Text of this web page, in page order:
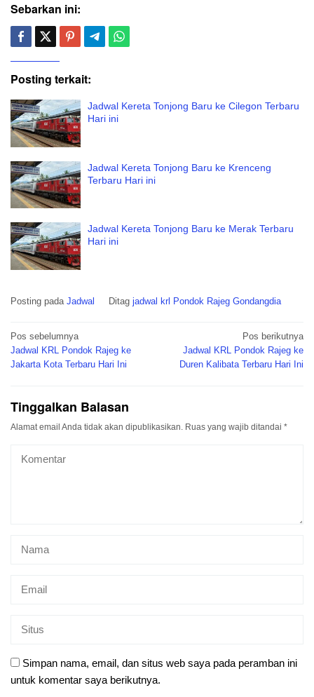
Sebarkan ini:
Posting terkait:
Jadwal Kereta Tonjong Baru ke Cilegon Terbaru
Hari ini
Jadwal Kereta Tonjong Baru ke Krenceng
Terbaru Hari ini
Jadwal Kereta Tonjong Baru ke Merak Terbaru
Hari ini
Posting pada Jadwal Ditag jadwal krl Pondok Rajeg Gondangdia
Navigasi
pos
Pos sebelumnya
Jadwal KRL Pondok Rajeg ke
Jakarta Kota Terbaru Hari Ini
Pos berikutnya
Jadwal KRL Pondok Rajeg ke
Duren Kalibata Terbaru Hari Ini
Tinggalkan Balasan
Alamat email Anda tidak akan dipublikasikan. Ruas yang wajib ditandai *
Simpan nama, email, dan situs web saya pada peramban ini
untuk komentar saya berikutnya.